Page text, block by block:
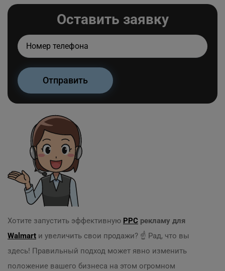
Оставить заявку
Хотите запустить эффективную PPC рекламу для
Walmart и увеличить свои продажи? ☝️ Рад, что вы
здесь! Правильный подход может явно изменить
положение вашего бизнеса на этом огромном